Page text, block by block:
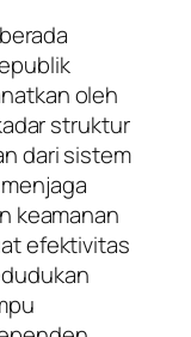
oleh
struktur
dari sistem
keamanan
efektivitas